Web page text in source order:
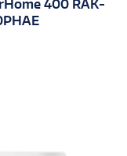
400 RAK-